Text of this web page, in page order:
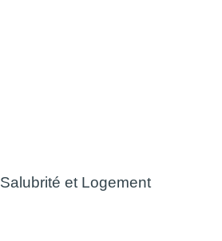
Salubrité et Logement